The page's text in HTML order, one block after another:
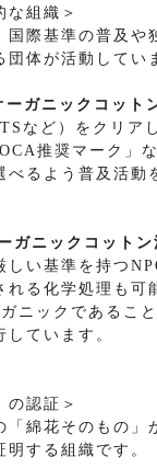
な組織＞
国際基準の普及や
団体が活動してい
ガニックコット
など）をクリア
推奨マーク」
べるよう普及活動
ガニックコットン
しい基準を持つ
れる化学処理も可
ニックであるこ
ています。
の認証＞
「綿花そのもの」
明する組織です。